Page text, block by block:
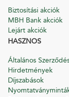
Biztosítási akciók
MBH Bank akciók
Lejárt akciók
HASZNOS
Általános
Hirdetmények
Díjszabások